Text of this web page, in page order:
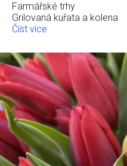
Farmářské trhy
Grilovaná kuřata a kolena
Číst více